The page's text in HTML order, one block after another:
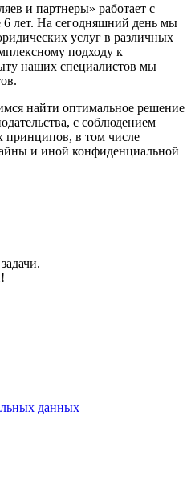
и партнеры» работает с
лет. На сегодняшний день мы
услуг в различных
подходу к
наших специалистов мы
найти оптимальное решение
с соблюдением
принципов, в том числе
и иной конфиденциальной
данных